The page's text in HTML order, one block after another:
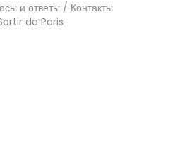
и ответы / Контакты
de Paris